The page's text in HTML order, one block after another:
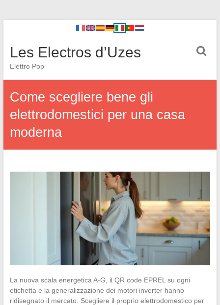
Les Electros d’Uzes
Elettro Pop
Come scegliere bene gli
elettrodomestici per una casa
moderna
La nuova scala energetica A-G, il QR code EPREL su ogni
etichetta e la generalizzazione dei motori inverter hanno
ridisegnato il mercato. Scegliere il proprio elettrodomestico per